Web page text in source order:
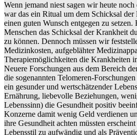
Wenn jemand niest sagen wir heute
war das ein Ritual um dem Schicksal
einen guten Wunsch entgegen zu setzen.
Menschen das Schicksal der Krankheit
zu können. Dennoch müssen wir
Medizinkosten, aufgeblähter
Therapiemöglichkeiten die Krankheiten
Neuere Forschungen aus dem Bereich
die sogenannten Telomeren-
ein gesunder und wertschätzender
Ernährung, liebevolle Beziehungen,
Lebenssinn) die Gesundheit positiv
Konzerne damit wenig Geld verdienen
ihre Gesundheit achten müssten
Lebensstil zu aufwändig und als